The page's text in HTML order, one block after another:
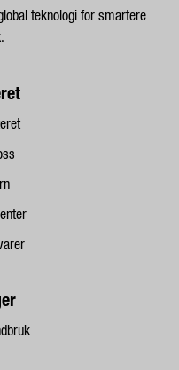
teknologi for smartere